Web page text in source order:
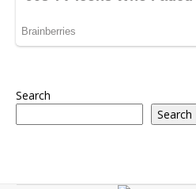
Search
Search